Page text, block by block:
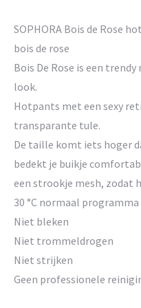
SOPHORA Bois de Rose
bois de rose
Bois De Rose is een
look.
Hotpants met een sexy
transparante tule.
De taille komt iets hoger
bedekt je buikje
een strookje mesh, zodat
30 °C normaal programma
Niet bleken
Niet trommeldrogen
Niet strijken
Geen professionele